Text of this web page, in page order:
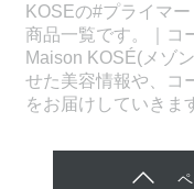
KOSEの#プライマ
商品一覧です。｜コ
Maison KOSÉ(メゾ
せた美容情報や、コ
をお届けしていきま